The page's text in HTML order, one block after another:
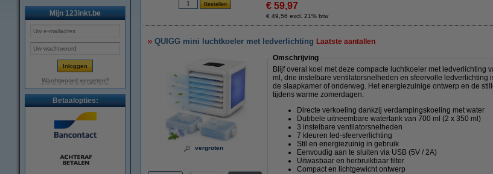
Mijn 123inkt.be
Wachtwoord vergeten?
Betaalopties:
€ 59,97
€ 49,56 excl. 21% btw
QUIGG mini luchtkoeler met ledverlichting Laatste aantallen
vergroten
Omschrijving
Blijf overal koel met deze compacte luchtkoeler met ledverlichting
ml, drie instelbare ventilatorsnelheden en sfeervolle ledverlichting
de slaapkamer of onderweg. Het energiezuinige ontwerp en de
tijdens warme zomerdagen.
Directe verkoeling dankzij verdampingskoeling met water
Dubbele uitneembare watertank van 700 ml (2 x 350 ml)
3 instelbare ventilatorsnelheden
7 kleuren led-sfeerverlichting
Stil en energiezuinig in gebruik
Eenvoudig aan te sluiten via USB (5V / 2A)
Uitwasbaar en herbruikbaar filter
Compact en lichtgewicht ontwerp